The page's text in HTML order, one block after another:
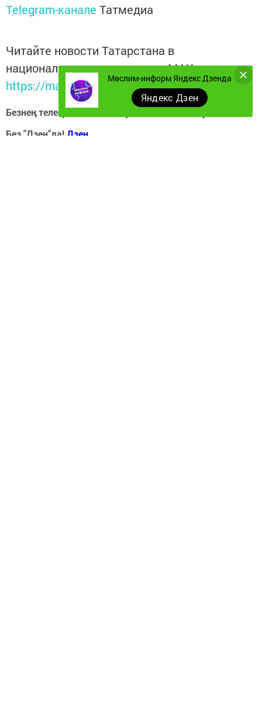
Telegram-канале Татмедиа
Читайте новости Татарстана в
национальном мессенджере MАХ:
https://max.ru/tatmedia
Безнең телеграм каналга кушылыгыз!
Без "Дзен"да! Дзен
Мөслим-информ Яндекс Дзенда
Яндекс Дзен